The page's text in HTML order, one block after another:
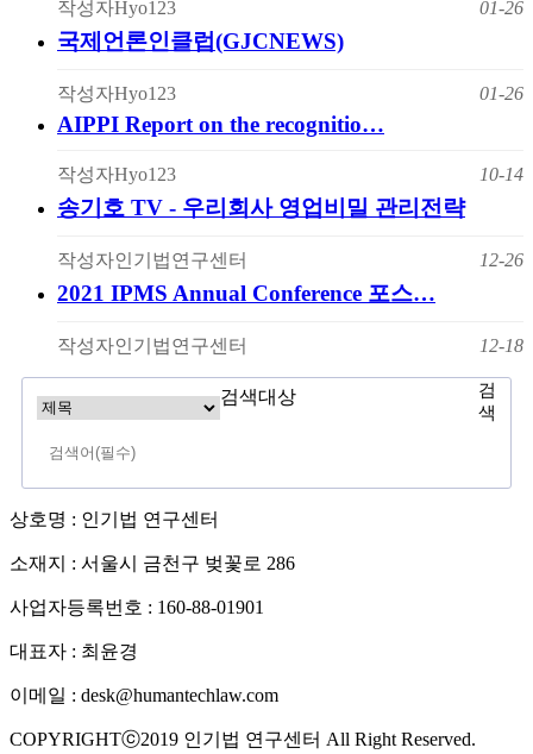
작성자Hyo123 01-26
국제언론인클럽(GJCNEWS)
작성자Hyo123 01-26
AIPPI Report on the recognitio…
작성자Hyo123 10-14
송기호 TV - 우리회사 영업비밀 관리전략
작성자인기법연구센터 12-26
2021 IPMS Annual Conference 포스…
작성자인기법연구센터 12-18
검색대상
검
색
상호명 : 인기법 연구센터
소재지 : 서울시 금천구 벚꽃로 286
사업자등록번호 : 160-88-01901
대표자 : 최윤경
이메일 : desk@humantechlaw.com
COPYRIGHTⓒ2019 인기법 연구센터 All Right Reserved.